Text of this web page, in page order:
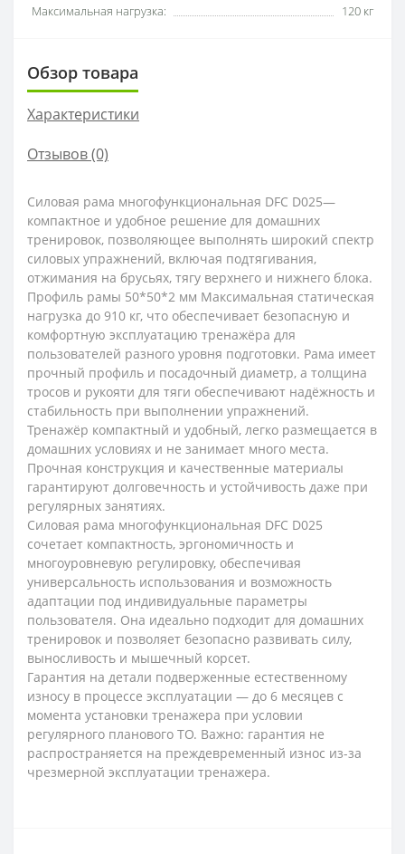
Максимальная нагрузка:
120 кг
Обзор товара
Характеристики
Отзывов (0)
Силовая рама многофункциональная DFC D025—
компактное и удобное решение для домашних
тренировок, позволяющее выполнять широкий спектр
силовых упражнений, включая подтягивания,
отжимания на брусьях, тягу верхнего и нижнего блока.
Профиль рамы 50*50*2 мм Максимальная статическая
нагрузка до 910 кг, что обеспечивает безопасную и
комфортную эксплуатацию тренажёра для
пользователей разного уровня подготовки. Рама имеет
прочный профиль и посадочный диаметр, а толщина
тросов и рукояти для тяги обеспечивают надёжность и
стабильность при выполнении упражнений.
Тренажёр компактный и удобный, легко размещается в
домашних условиях и не занимает много места.
Прочная конструкция и качественные материалы
гарантируют долговечность и устойчивость даже при
регулярных занятиях.
Силовая рама многофункциональная DFC D025
сочетает компактность, эргономичность и
многоуровневую регулировку, обеспечивая
универсальность использования и возможность
адаптации под индивидуальные параметры
пользователя. Она идеально подходит для домашних
тренировок и позволяет безопасно развивать силу,
выносливость и мышечный корсет.
Гарантия на детали подверженные естественному
износу в процессе эксплуатации — до 6 месяцев с
момента установки тренажера при условии
регулярного планового ТО. Важно: гарантия не
распространяется на преждевременный износ из-за
чрезмерной эксплуатации тренажера.